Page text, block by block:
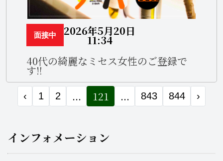
2026年5月20日
11:34
面接中
40代の綺麗なミセス女性のご登録で
す‼️
‹ 1 2 ... 121 ... 843 844 ›
インフォメーション